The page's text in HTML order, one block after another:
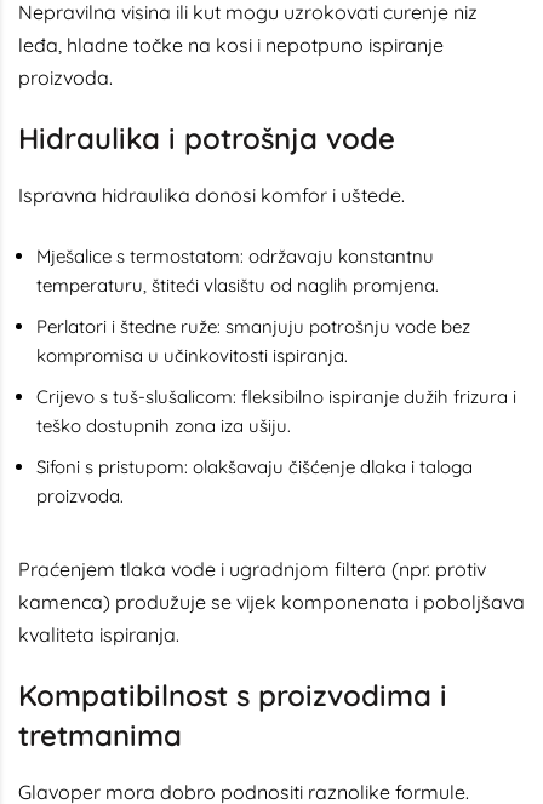
Nepravilna visina ili kut mogu uzrokovati curenje niz
leđa, hladne točke na kosi i nepotpuno ispiranje
proizvoda.
Hidraulika i potrošnja vode
Ispravna hidraulika donosi komfor i uštede.
Mješalice s termostatom: održavaju konstantnu
temperaturu, štiteći vlasištu od naglih promjena.
Perlatori i štedne ruže: smanjuju potrošnju vode bez
kompromisa u učinkovitosti ispiranja.
Crijevo s tuš-slušalicom: fleksibilno ispiranje dužih frizura i
teško dostupnih zona iza ušiju.
Sifoni s pristupom: olakšavaju čišćenje dlaka i taloga
proizvoda.
Praćenjem tlaka vode i ugradnjom filtera (npr. protiv
kamenca) produžuje se vijek komponenata i poboljšava
kvaliteta ispiranja.
Kompatibilnost s proizvodima i
tretmanima
Glavoper mora dobro podnositi raznolike formule.